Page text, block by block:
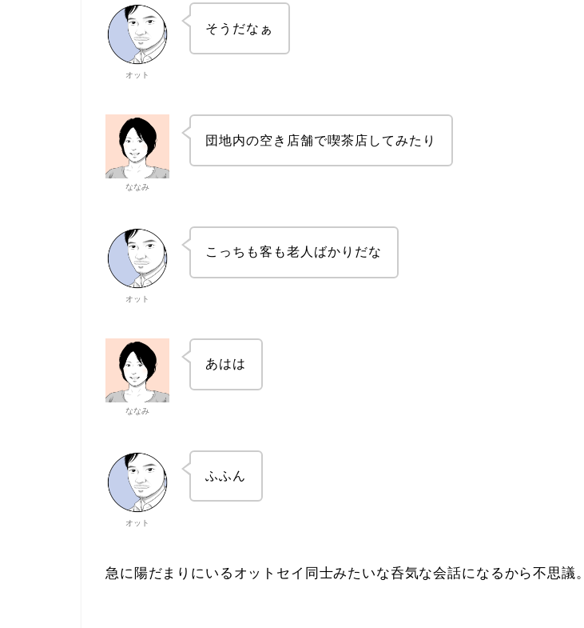
オット
そうだなぁ
ななみ
団地内の空き店舗で喫茶店してみたり
オット
こっちも客も老人ばかりだな
ななみ
あはは
オット
ふふん
急に陽だまりにいるオットセイ同士みたいな呑気な会話になるから不思議。